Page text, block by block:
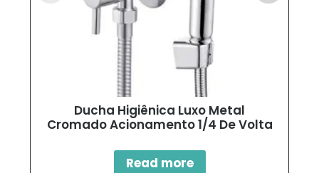
Ducha Higiênica Luxo Metal
Cromado Acionamento 1/4 De Volta
Read more